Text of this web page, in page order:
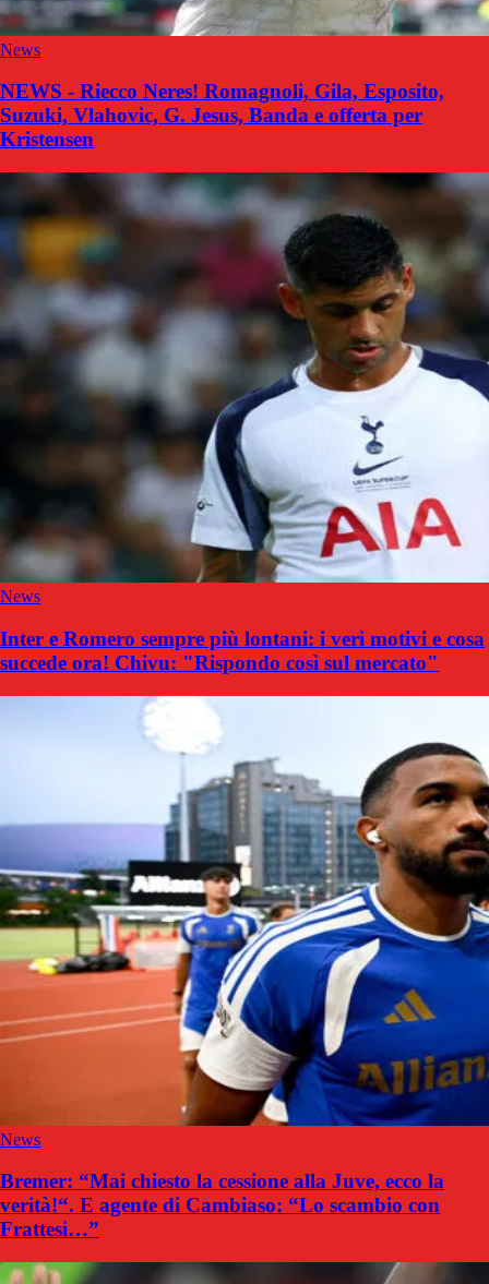
News
NEWS - Riecco Neres! Romagnoli, Gila, Esposito,
Suzuki, Vlahovic, G. Jesus, Banda e offerta per
Kristensen
News
Inter e Romero sempre più lontani: i veri motivi e cosa
succede ora! Chivu: "Rispondo così sul mercato"
News
Bremer: “Mai chiesto la cessione alla Juve, ecco la
verità!“. E agente di Cambiaso: “Lo scambio con
Frattesi…”